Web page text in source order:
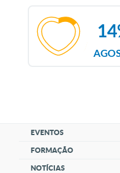
EVENTOS
FORMAÇÃO
NOTÍCIAS